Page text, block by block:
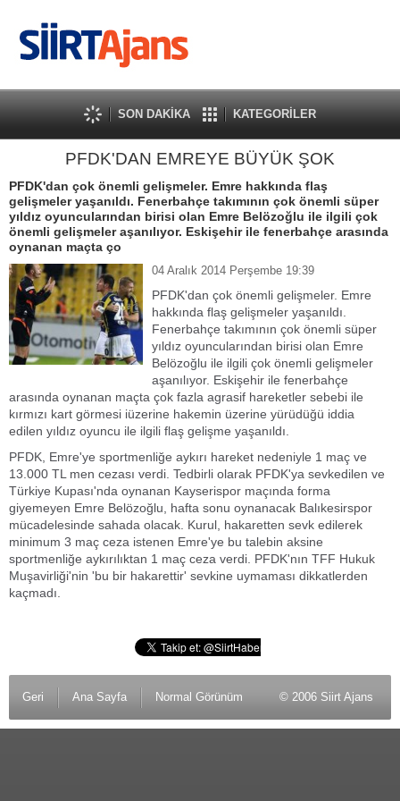
SON DAKİKA KATEGORİLER
PFDK'DAN EMREYE BÜYÜK ŞOK
PFDK'dan çok önemli gelişmeler. Emre hakkında flaş
gelişmeler yaşanıldı. Fenerbahçe takımının çok önemli süper
yıldız oyuncularından birisi olan Emre Belözoğlu ile ilgili çok
önemli gelişmeler aşanılıyor. Eskişehir ile fenerbahçe arasında
oynanan maçta ço
04 Aralık 2014 Perşembe 19:39
PFDK'dan çok önemli gelişmeler. Emre
hakkında flaş gelişmeler yaşanıldı.
Fenerbahçe takımının çok önemli süper
yıldız oyuncularından birisi olan Emre
Belözoğlu ile ilgili çok önemli gelişmeler
aşanılıyor. Eskişehir ile fenerbahçe
arasında oynanan maçta çok fazla agrasif hareketler sebebi ile
kırmızı kart görmesi iüzerine hakemin üzerine yürüdüğü iddia
edilen yıldız oyuncu ile ilgili flaş gelişme yaşanıldı.
PFDK, Emre'ye sportmenliğe aykırı hareket nedeniyle 1 maç ve
13.000 TL men cezası verdi. Tedbirli olarak PFDK'ya sevkedilen ve
Türkiye Kupası'nda oynanan Kayserispor maçında forma
giyemeyen Emre Belözoğlu, hafta sonu oynanacak Balıkesirspor
mücadelesinde sahada olacak. Kurul, hakaretten sevk edilerek
minimum 3 maç ceza istenen Emre'ye bu talebin aksine
sportmenliğe aykırılıktan 1 maç ceza verdi. PFDK'nın TFF Hukuk
Muşavirliği'nin 'bu bir hakarettir' sevkine uymaması dikkatlerden
kaçmadı.
Geri Ana Sayfa Normal Görünüm © 2006 Siirt Ajans